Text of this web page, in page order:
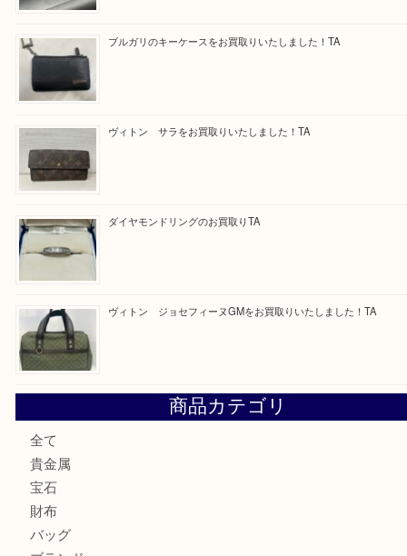
・事前相談はお電話で解決
・よくいただくご質問集
買取専門 大吉 泉北アクロスモール店に来てよかった！と思ってい
一点一点を丁寧に査定させていただきます！
Facebook
Twitter
Line
« 前へ
8